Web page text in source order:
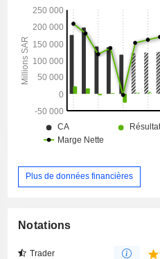
Plus de données financières
Notations
Trader